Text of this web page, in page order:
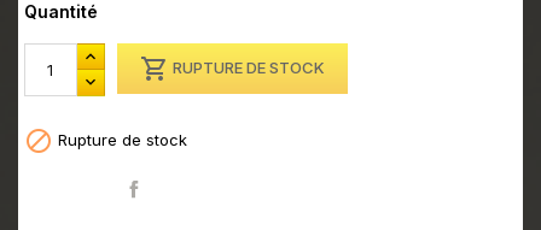
Quantité
 RUPTURE DE STOCK
 Rupture de stock